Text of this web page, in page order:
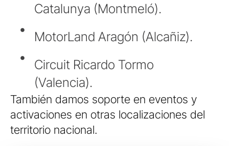
Catalunya (Montmeló).
MotorLand Aragón (Alcañiz).
Circuit Ricardo Tormo
(Valencia).
También damos soporte en eventos y
activaciones en otras localizaciones del
territorio nacional.